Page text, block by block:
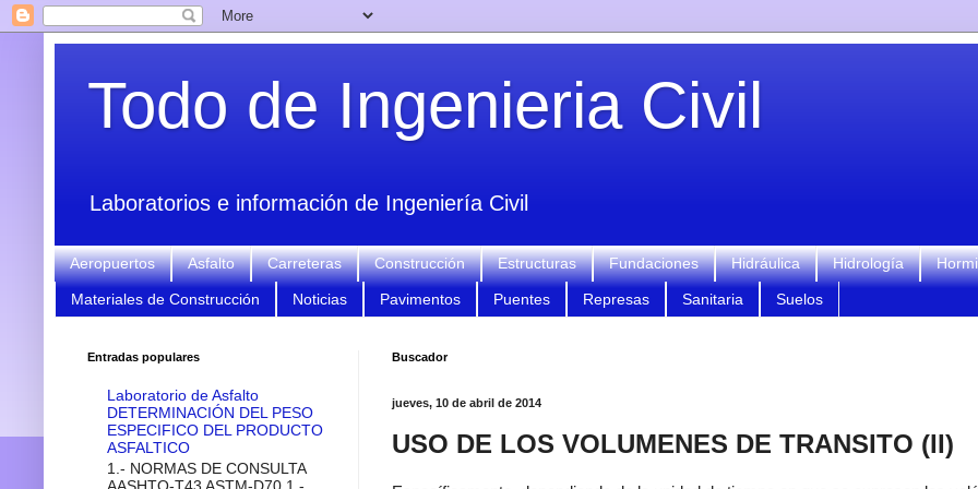
Todo de Ingenieria Civil
Laboratorios e información de Ingeniería Civil
Aeropuertos Asfalto Carreteras Construcción Estructuras Fundaciones Hidráulica Hidrología
Materiales de Construcción Noticias Pavimentos Puentes Represas Sanitaria Suelos
Buscador
jueves, 10 de abril de 2014
USO DE LOS VOLUMENES DE TRANSITO (II)
Entradas populares
Laboratorio de Asfalto
DETERMINACIÓN DEL PESO
ESPECIFICO DEL PRODUCTO
ASFALTICO
1.- NORMAS DE CONSULTA